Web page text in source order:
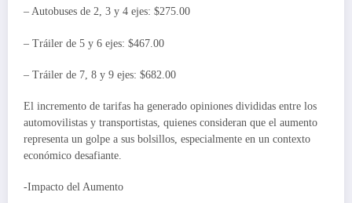
– Autobuses de 2, 3 y 4 ejes: $275.00
– Tráiler de 5 y 6 ejes: $467.00
– Tráiler de 7, 8 y 9 ejes: $682.00
El incremento de tarifas ha generado opiniones divididas entre los
automovilistas y transportistas, quienes consideran que el aumento
representa un golpe a sus bolsillos, especialmente en un contexto
económico desafiante.
-Impacto del Aumento